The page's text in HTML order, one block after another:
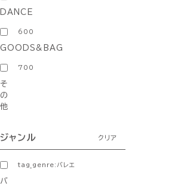
DANCE
600
GOODS&BAG
700
そ
の
他
ジャンル クリア
tag_genre:バレエ
バ